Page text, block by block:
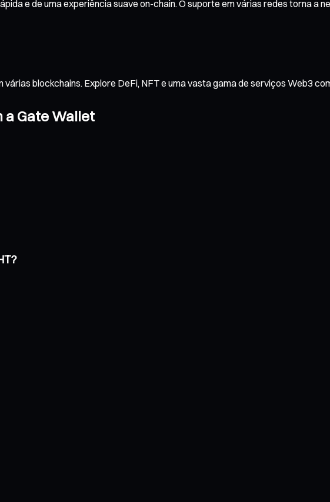
e de uma experiência suave on-chain. O suporte em várias redes torna a
blockchains. Explore DeFi, NFT e uma vasta gama de serviços Web3
a Gate Wallet